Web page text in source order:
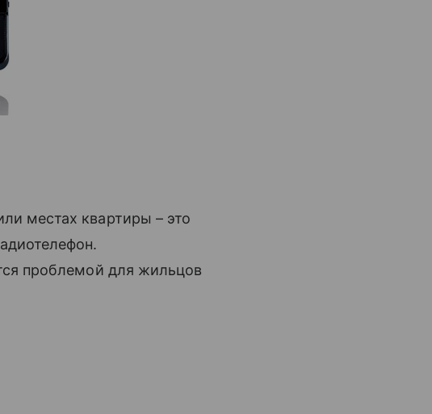
местах квартиры – это
проблемой для жильцов